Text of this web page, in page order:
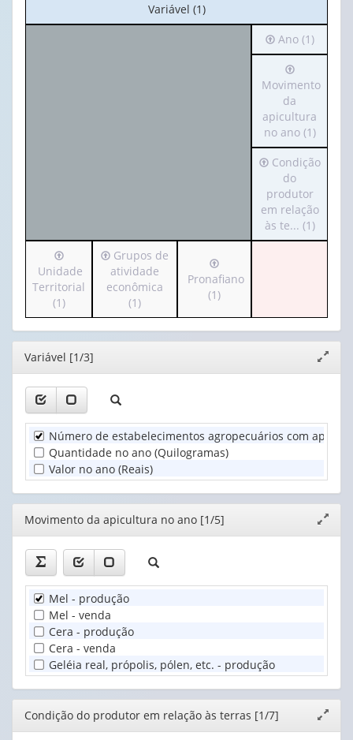
No
cabeçalho:
Variável (1)
Irá
para
cabeçalho
(possui
apenas
1
valor):
Ano
(1)
Ano (1)
Irá
para
o
cabeçalho
(possui
apenas
1
valor):
Movimento
da
apicultura
Movimento
da
apicultura
no ano (1)
Irá
cabeçalho
(possui
apenas
do
produtor
Condição
do
produtor
em relação
às te... (1)
Irá
para
o
cabeçalho
(possui
apenas
valor):
Unidade
Territorial
(1)
Unidade
Territorial
(1)
Irá
para
cabeçalho
(possui
apenas
Grupos
atividade
econômica
(1)
Grupos de
atividade
econômica
(1)
Irá
para
o
apenas
valor):
(1)
Pronafiano
(1)
Editor
janela
Variável [1/3]
Número de estabelecimentos agropecuários com
Quantidade no ano (Quilogramas)
Valor no ano (Reais)
Editor
janela
Movimento da apicultura no ano [1/5]
Mel - produção
Mel - venda
Cera - produção
Cera - venda
Geléia real, própolis, pólen, etc. - produção
Editor
janela
Condição do produtor em relação às terras [1/7]